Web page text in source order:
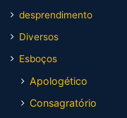
desprendimento
Diversos
Esboços
Apologético
Consagratório